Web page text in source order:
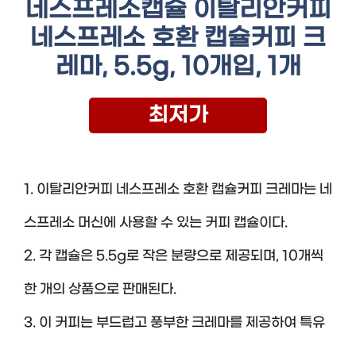
네스프레소캡슐 이탈리안커피
네스프레소 호환 캡슐커피 크
레마, 5.5g, 10개입, 1개
최저가
1. 이탈리안커피 네스프레소 호환 캡슐커피 크레마는 네
스프레소 머신에 사용할 수 있는 커피 캡슐이다.
2. 각 캡슐은 5.5g로 작은 분량으로 제공되며, 10개씩
한 개의 상품으로 판매된다.
3. 이 커피는 부드럽고 풍부한 크레마를 제공하여 특유